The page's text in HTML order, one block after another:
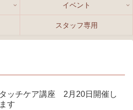
イベント
スタッフ専用
タッチケア講座 2月20日開催し
ます